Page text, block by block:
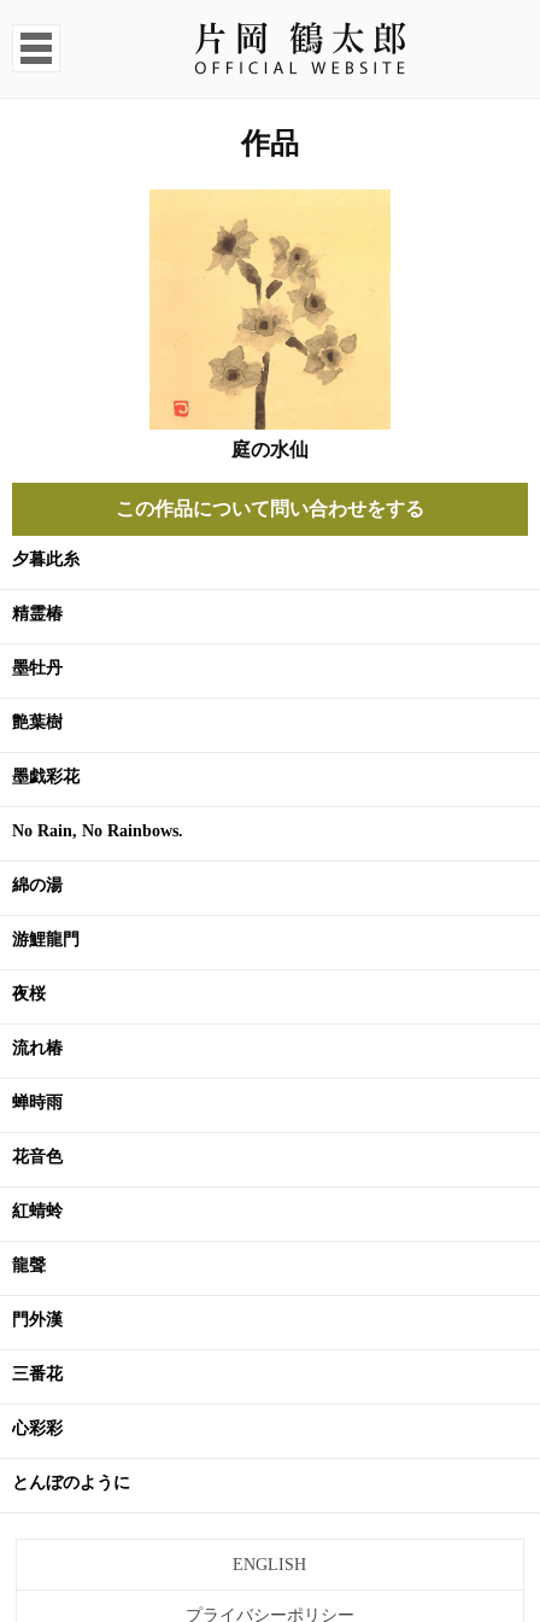
作品
庭の水仙
この作品について問い合わせをする
夕暮此糸
精霊椿
墨牡丹
艶葉樹
墨戯彩花
No Rain, No Rainbows.
綿の湯
游鯉龍門
夜桜
流れ椿
蝉時雨
花音色
紅蜻蛉
龍聲
門外漢
三番花
心彩彩
とんぼのように
ENGLISH
プライバシーポリシー